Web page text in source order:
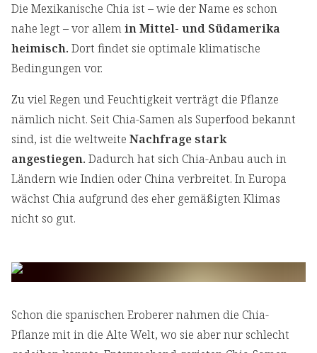
Die Mexikanische Chia ist – wie der Name es schon
nahe legt – vor allemin Mittel- und Südamerika
heimisch. Dort findet sie optimale klimatische
Bedingungen vor.
Zu viel Regen und Feuchtigkeit verträgt die Pflanze
nämlich nicht. Seit Chia-Samen als Superfood bekannt
sind, ist die weltweite Nachfrage stark
angestiegen. Dadurch hat sich Chia-Anbau auch in
Ländern wie Indien oder China verbreitet. In Europa
wächst Chia aufgrund des eher gemäßigten Klimas
nicht so gut.
Schon die spanischen Eroberer nahmen die Chia-
Pflanze mit in die Alte Welt, wo sie aber nur schlecht